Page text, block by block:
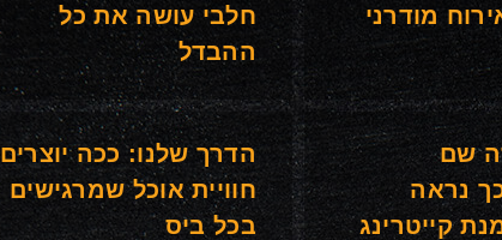
מודרני
חלבי עושה את כל
ההבדל
שם
נראה
קייטרינג
הדרך שלנו: ככה יוצרים
חוויית אוכל שמרגישים
בכל ביס